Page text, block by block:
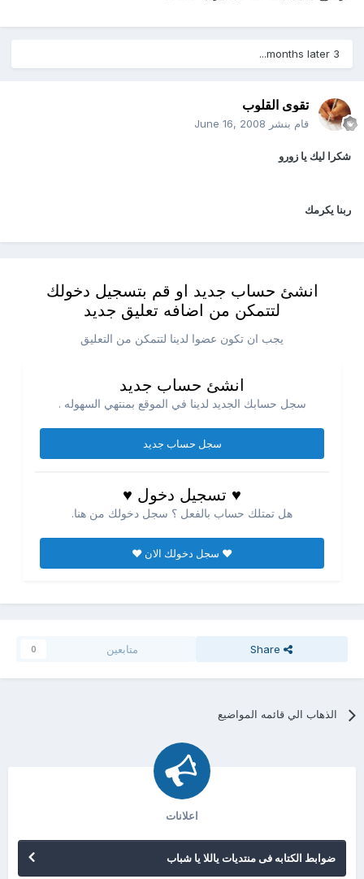
3 months later...
تقوى القلوب
قام بنشر June 16, 2008
شكرا ليك يا زورو
ربنا يكرمك
انشئ حساب جديد او قم بتسجيل دخولك
لتتمكن من اضافه تعليق جديد
يجب ان تكون عضوا لدينا لتتمكن من التعليق
انشئ حساب جديد
سجل حسابك الجديد لدينا في الموقع بمنتهي السهوله .
سجل حساب جديد
♥ تسجيل دخول ♥
هل تمتلك حساب بالفعل ؟ سجل دخولك من هنا.
♥ سجل دخولك الان ♥
Share متابعين 0
الذهاب الي قائمه المواضيع
اعلانات
ضوابط الكتابه فى منتديات ياللا يا شباب